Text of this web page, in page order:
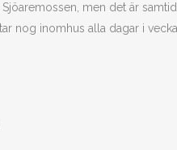
men det är
nog inomhus alla dagar i